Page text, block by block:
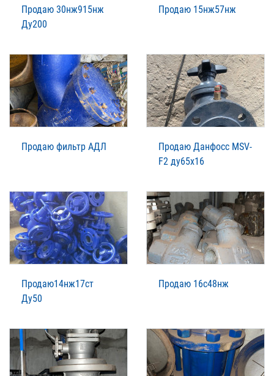
Продаю 30нж915нж
Ду200
Продаю 15нж57нж
Продаю фильтр АДЛ
Продаю Данфосс MSV-
F2 ду65х16
Продаю14нж17ст
Ду50
Продаю 16с48нж